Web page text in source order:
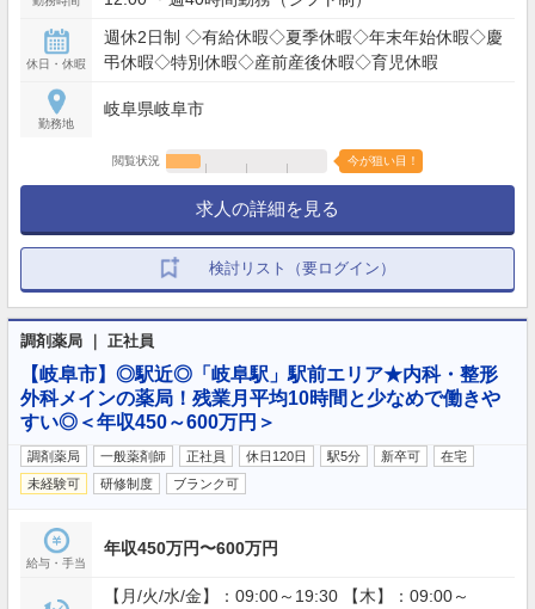
休日・休暇
週休2日制 ◇有給休暇◇夏季休暇◇年末年始休暇◇慶
弔休暇◇特別休暇◇産前産後休暇◇育児休暇
勤務地
岐阜県岐阜市
閲覧状況 今が狙い目！
求人の詳細を見る
検討リスト（要ログイン）
調剤薬局 ｜ 正社員
【岐阜市】◎駅近◎「岐阜駅」駅前エリア★内科・整形
外科メインの薬局！残業月平均10時間と少なめで働きや
すい◎＜年収450～600万円＞
調剤薬局 一般薬剤師 正社員 休日120日 駅5分 新卒可
在宅
未経験可
研修制度 ブランク可
給与・手当
年収450万円〜600万円
【月/火/水/金】：09:00～19:30 【木】：09:00～